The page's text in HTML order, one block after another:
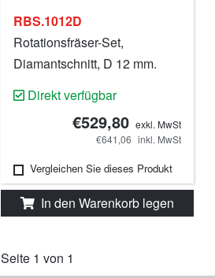
RBS.1012D
Rotationsfräser-Set,
Diamantschnitt, D 12 mm.
Direkt verfügbar
€529,80 exkl. MwSt
€641,06 inkl. MwSt
Vergleichen Sie dieses Produkt
In den Warenkorb legen
Seite 1 von 1